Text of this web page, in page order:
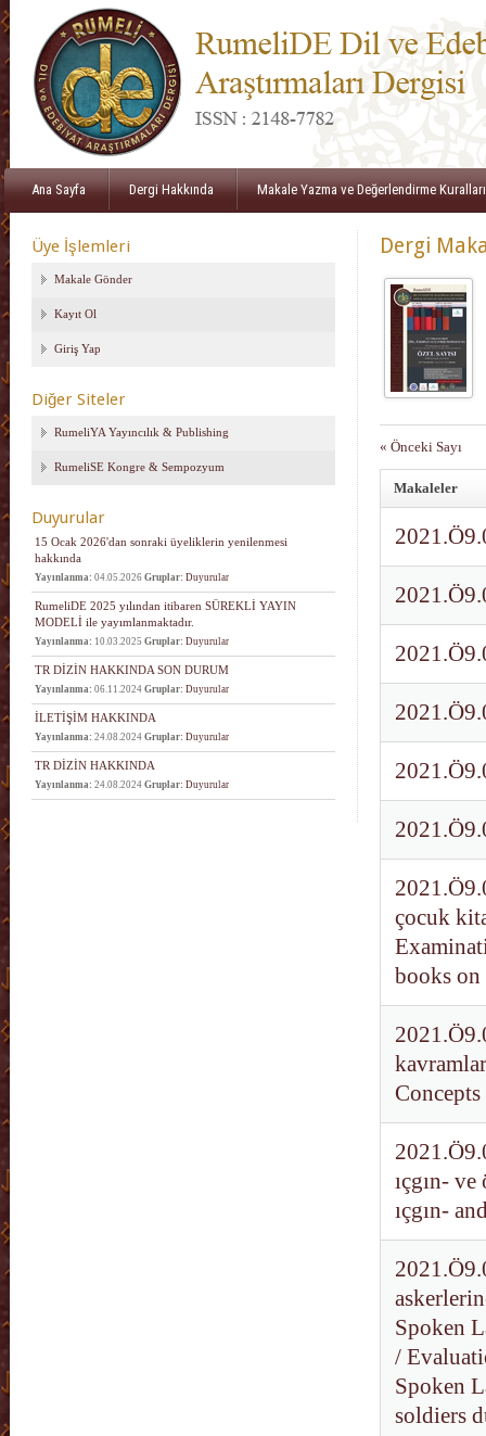
Ana Sayfa Dergi Hakkında Makale Yazma ve Değerlendirme Kuralları
Üye İşlemleri
Makale Gönder
Kayıt Ol
Giriş Yap
Diğer Siteler
RumeliYA Yayıncılık & Publishing
RumeliSE Kongre & Sempozyum
Duyurular
15 Ocak 2026'dan sonraki üyeliklerin yenilenmesi
hakkında
Yayınlanma: 04.05.2026 Gruplar: Duyurular
RumeliDE 2025 yılından itibaren SÜREKLİ YAYIN
MODELİ ile yayımlanmaktadır.
Yayınlanma: 10.03.2025 Gruplar: Duyurular
TR DİZİN HAKKINDA SON DURUM
Yayınlanma: 06.11.2024 Gruplar: Duyurular
İLETİŞİM HAKKINDA
Yayınlanma: 24.08.2024 Gruplar: Duyurular
TR DİZİN HAKKINDA
Yayınlanma: 24.08.2024 Gruplar: Duyurular
Dergi
« Önceki Sayı
Makaleler
çocuk
books on
ıçgın-
ıçgın-
Spoken
/
Spoken
soldiers